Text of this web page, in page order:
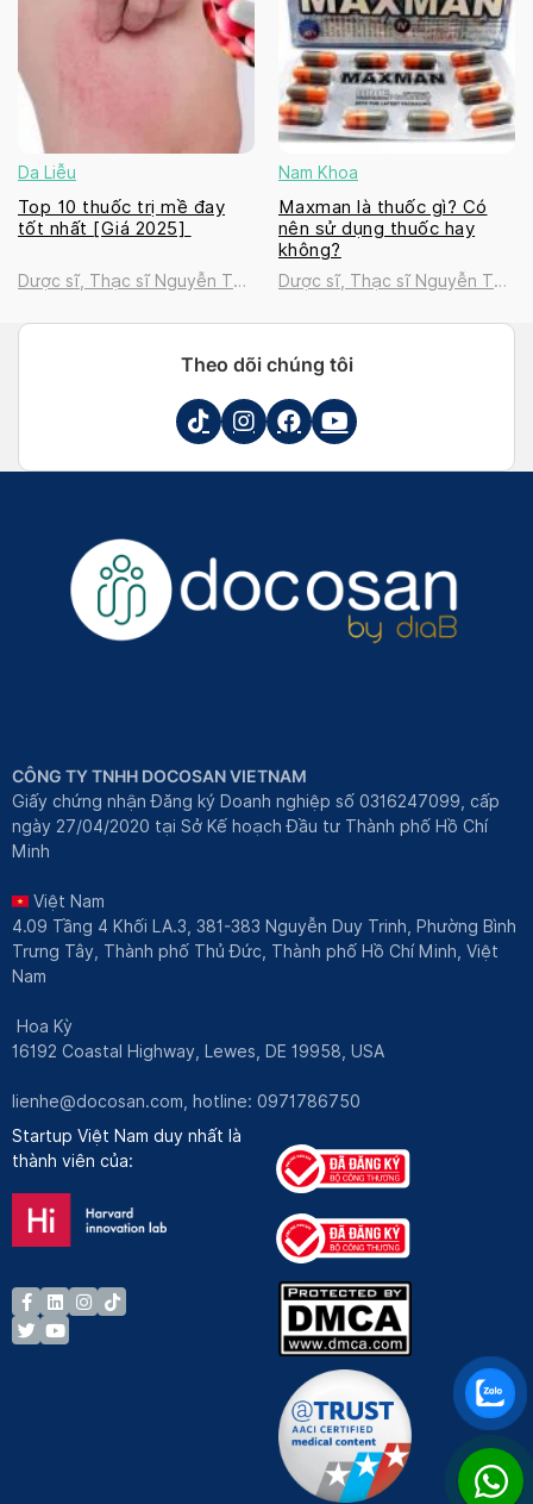
Da Liễu
Top 10 thuốc trị mề đay
tốt nhất [Giá 2025]
Dược sĩ, Thạc sĩ Nguyễn Thị
Nam Khoa
Maxman là thuốc gì? Có
nên sử dụng thuốc hay
không?
Dược sĩ, Thạc sĩ Nguyễn Thị
Theo dõi chúng tôi
CÔNG TY TNHH DOCOSAN VIETNAM
Giấy chứng nhận Đăng ký Doanh nghiệp số 0316247099, cấp
ngày 27/04/2020 tại Sở Kế hoạch Đầu tư Thành phố Hồ Chí
Minh
Việt Nam
4.09 Tầng 4 Khối LA.3, 381-383 Nguyễn Duy Trinh, Phường Bình
Trưng Tây, Thành phố Thủ Đức, Thành phố Hồ Chí Minh, Việt
Nam
Hoa Kỳ
16192 Coastal Highway, Lewes, DE 19958, USA
lienhe@docosan.com , hotline: 0971786750
Startup Việt Nam duy nhất là
thành viên của: